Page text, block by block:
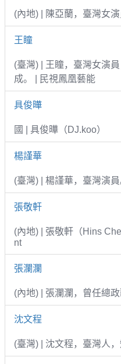
(內地) | 陳亞蘭，臺灣女
王瞳
(臺灣) | 王瞳，臺灣女演
成。 | 民視鳳凰藝能
具俊曄
國 | 具俊曄（DJ.koo）
楊謹華
(臺灣) | 楊謹華，臺灣演
張敬軒
(內地) | 張敬軒（Hins
nt
張瀾瀾
(內地) | 張瀾瀾，曾任總
沈文程
(臺灣) | 沈文程，臺灣人